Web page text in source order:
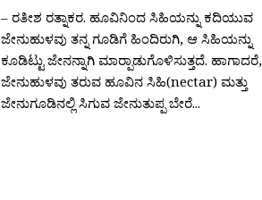
– ರತೀಶ ರತ್ನಾಕರ. ಹೂವಿನಿಂದ ಸಿಹಿಯನ್ನು ಕದಿಯುವ
ಜೇನುಹುಳವು ತನ್ನ ಗೂಡಿಗೆ ಹಿಂದಿರುಗಿ, ಆ ಸಿಹಿಯನ್ನು
ಕೂಡಿಟ್ಟು ಜೇನನ್ನಾಗಿ ಮಾರ‍್ಪಾಡುಗೊಳಿಸುತ್ತದೆ. ಹಾಗಾದರೆ,
ಜೇನುಹುಳವು ತರುವ ಹೂವಿನ ಸಿಹಿ(nectar) ಮತ್ತು
ಜೇನುಗೂಡಿನಲ್ಲಿ ಸಿಗುವ ಜೇನುತುಪ್ಪ ಬೇರೆ...